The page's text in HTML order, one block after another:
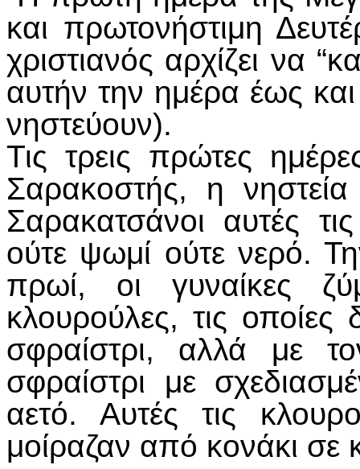
και πρωτονήστιμη
χριστιανός αρχίζει να
αυτήν την ημέρα έως
νηστεύουν).
Τις τρεις πρώτες
Σαρακοστής, η
Σαρακατσάνοι αυτές
ούτε ψωμί ούτε νερό.
πρωί, οι γυναίκες
κλουρούλες, τις οποίες
σφραίστρι, αλλά με
σφραίστρι με
αετό. Αυτές τις
μοίραζαν από κονάκι σε